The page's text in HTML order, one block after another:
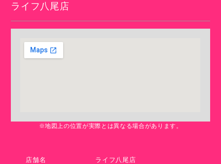
ライフ八尾店
※地図上の位置が実際とは異なる場合があります。
店舗名 ライフ八尾店